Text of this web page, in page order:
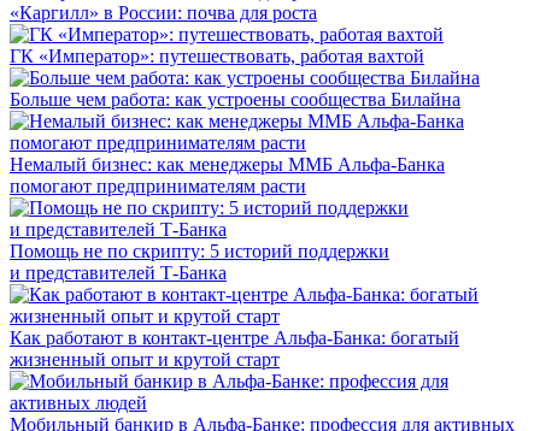
«Каргилл» в России: почва для роста
ГК «Император»: путешествовать, работая вахтой
Больше чем работа: как устроены сообщества Билайна
Немалый бизнес: как менеджеры ММБ Альфа-Банка
помогают предпринимателям расти
Помощь не по скрипту: 5 историй поддержки
и представителей Т-Банка
Как работают в контакт-центре Альфа-Банка: богатый
жизненный опыт и крутой старт
Мобильный банкир в Альфа-Банке: профессия для активных